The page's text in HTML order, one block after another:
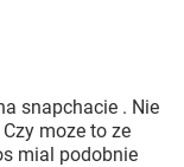
snapchacie . Nie
moze to ze
mial podobnie